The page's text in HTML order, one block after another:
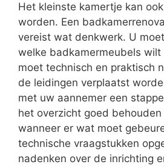
Het kleinste kamertje kan
worden. Een
vereist wat denkwerk. U
welke badkamermeubels wilt
moet technisch en praktisch
de leidingen verplaatst
met uw aannemer een
het overzicht goed
wanneer er wat moet
technische vraagstukken
nadenken over de inrichting